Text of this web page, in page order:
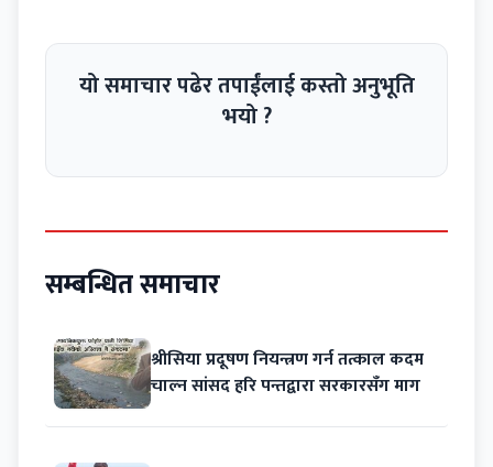
यो समाचार पढेर तपाईंलाई कस्तो अनुभूति
भयो ?
सम्बन्धित समाचार
श्रीसिया प्रदूषण नियन्त्रण गर्न तत्काल कदम
चाल्न सांसद हरि पन्तद्वारा सरकारसँग माग